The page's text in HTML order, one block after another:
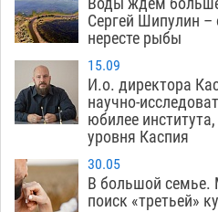
Сергей Шипулин –
нересте рыбы
15.09
И.о. директора
научно-
юбилее
уровня Каспия
30.05
В большой семье.
поиск «третьей»